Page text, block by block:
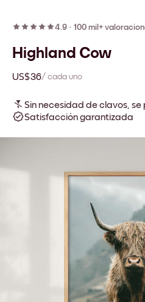
4.9 · 100 mil+
Highland Cow
US$36/ cada uno
Sin necesidad de clavos,
Satisfacción garantizada